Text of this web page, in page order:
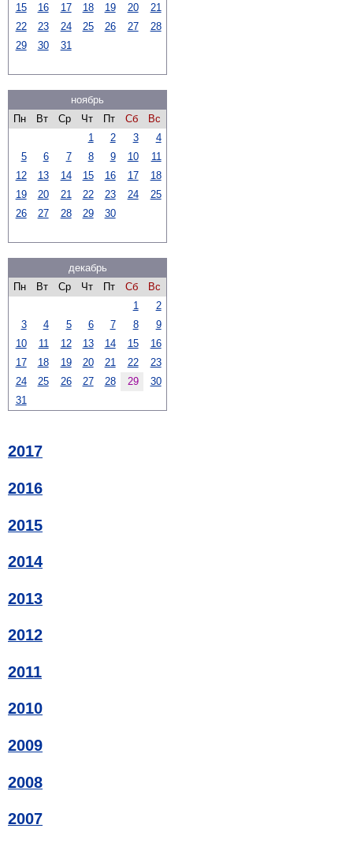
15
16 17 18 19 20
21
22
23 24 25 26 27
28
29
30 31
ноябрь
Пн
Вт Ср Чт Пт Сб
Вс
1
2 3
4
5
6 7 8 9 10
11
12
13 14 15 16 17
18
19
20 21 22 23 24
25
26
27 28 29 30
декабрь
Пн
Вт Ср Чт Пт Сб
Вс
1
2
3
4 5 6 7 8
9
10
11 12 13 14 15
16
17
18 19 20 21 22
23
24
25 26 27 28 29
30
31
2017
2016
2015
2014
2013
2012
2011
2010
2009
2008
2007